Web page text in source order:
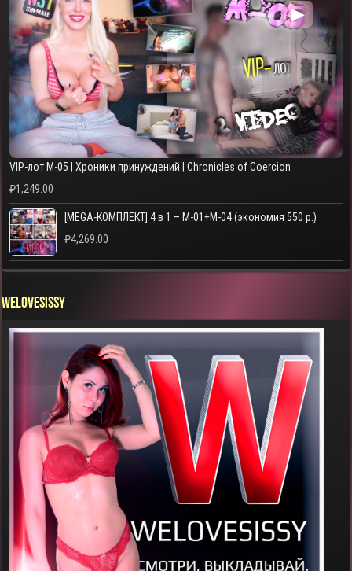
▶
VIP-лот M-05 | Хроники принуждений | Chronicles of Coercion
₽1,249.00
[MEGA-КОМПЛЕКТ] 4 в 1 – M-01+M-04 (экономия 550 р.)
₽4,269.00
WELOVESISSY